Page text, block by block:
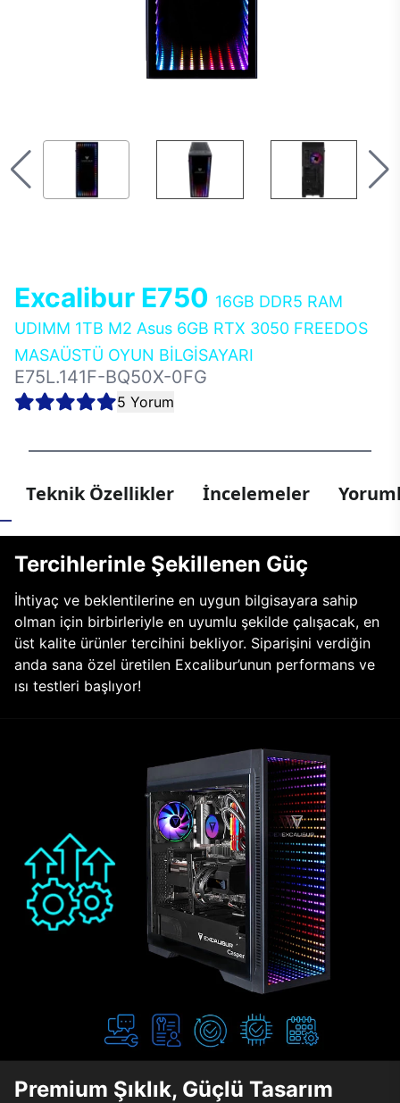
Excalibur E750 16GB DDR5 RAM
UDIMM 1TB M2 Asus 6GB RTX 3050 FREEDOS
MASAÜSTÜ OYUN BİLGİSAYARI
E75L.141F-BQ50X-0FG
5 Yorum
Teknik Özellikler İncelemeler
Tercihlerinle Şekillenen Güç
İhtiyaç ve beklentilerine en uygun bilgisayara sahip
olman için birbirleriyle en uyumlu şekilde çalışacak, en
üst kalite ürünler tercihini bekliyor. Siparişini verdiğin
anda sana özel üretilen Excalibur’unun performans ve
ısı testleri başlıyor!
Premium Şıklık, Güçlü Tasarım